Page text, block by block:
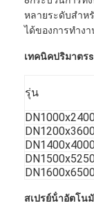
หลายระดับสําห
ได้ของการทําง
เทคนิคปริมาตร
รุ่น
สเปรย์น้ําอัตโน